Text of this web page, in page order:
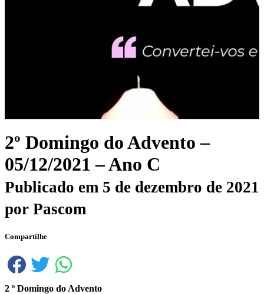
2º Domingo do Advento –
05/12/2021 – Ano C
Publicado em 5 de dezembro de 2021
por Pascom
Compartilhe
2 º Domingo do Advento